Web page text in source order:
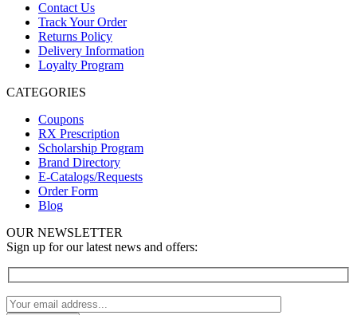
Contact Us
Track Your Order
Returns Policy
Delivery Information
Loyalty Program
CATEGORIES
Coupons
RX Prescription
Scholarship Program
Brand Directory
E-Catalogs/Requests
Order Form
Blog
OUR NEWSLETTER
Sign up for our latest news and offers: